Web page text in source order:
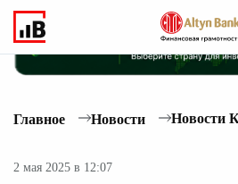
Главное Новости Новости
2 мая 2025 в 12:07